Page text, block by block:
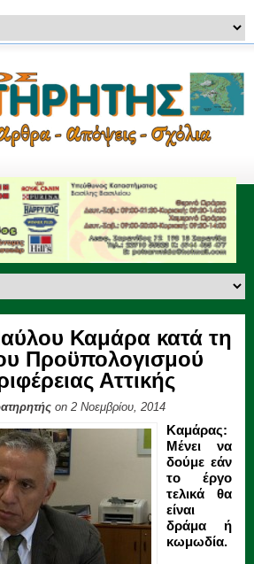
Καμάρα κατά τη
Προϋπολογισμού
Αττικής
on 2 Νοεμβρίου, 2014
Καμάρας:
Μένει να
δούμε εάν
το έργο
τελικά θα
είναι
δράμα ή
κωμωδία.